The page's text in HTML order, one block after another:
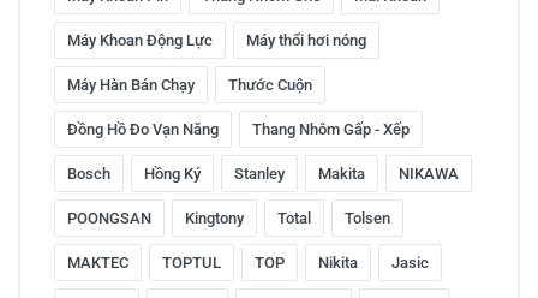
Máy Khoan Động Lực Máy thổi hơi nóng
Máy Hàn Bán Chạy Thước Cuộn
Đồng Hồ Đo Vạn Năng Thang Nhôm Gấp - Xếp
Bosch Hồng Ký Stanley Makita NIKAWA
POONGSAN Kingtony Total Tolsen
MAKTEC TOPTUL TOP Nikita Jasic